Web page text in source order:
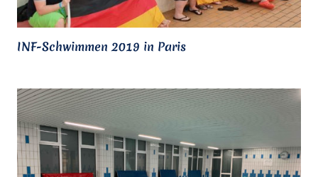
INF-Schwimmen 2019 in Paris